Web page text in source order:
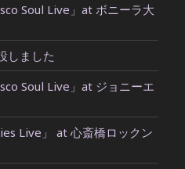
Soul Live」at ボニーラ大
しました
Soul Live」at ジョニーエ
Live」 at 心斎橋ロックン